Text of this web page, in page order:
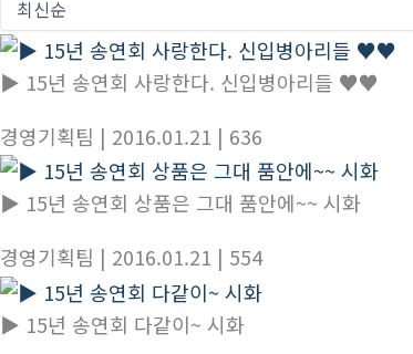
▶ 15년 송연회 사랑한다. 신입병아리들 ♥♥
경영기획팀 | 2016.01.21 | 636
▶ 15년 송연회 상품은 그대 품안에~~ 시화
경영기획팀 | 2016.01.21 | 554
▶ 15년 송연회 다같이~ 시화